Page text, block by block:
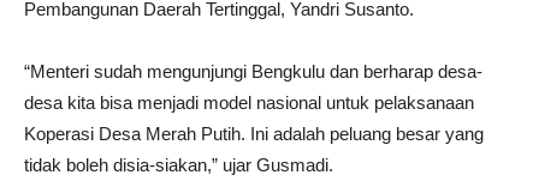
Pembangunan Daerah Tertinggal, Yandri Susanto.
“Menteri sudah mengunjungi Bengkulu dan berharap desa-
desa kita bisa menjadi model nasional untuk pelaksanaan
Koperasi Desa Merah Putih. Ini adalah peluang besar yang
tidak boleh disia-siakan,” ujar Gusmadi.